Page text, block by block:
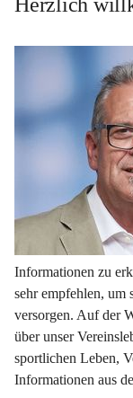
Informationen zu
sehr empfehlen, um
versorgen. Auf der
über unser
sportlichen Leben,
Informationen aus